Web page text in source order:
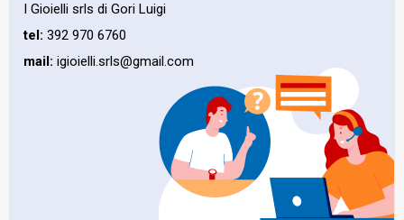
I Gioielli srls di Gori Luigi
tel: 392 970 6760
mail: igioielli.srls@gmail.com